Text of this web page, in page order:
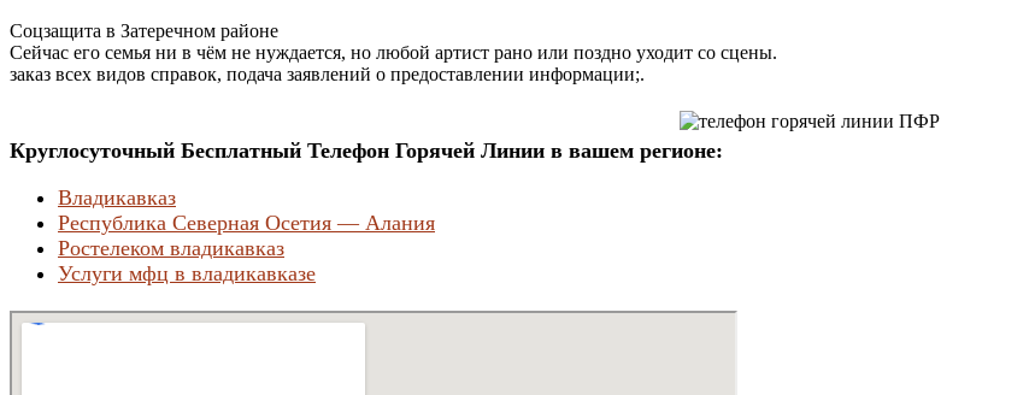
Соцзащита в Затеречном районе
Сейчас его семья ни в чём не нуждается, но любой артист рано или поздно уходит со сцены.
заказ всех видов справок, подача заявлений о предоставлении информации;.
Круглосуточный Бесплатный Телефон Горячей Линии в вашем регионе:
Владикавказ
Республика Северная Осетия — Алания
Ростелеком владикавказ
Услуги мфц в владикавказе